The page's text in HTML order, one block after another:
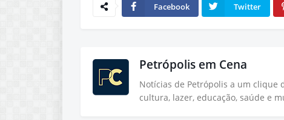
Facebook Twitter
Petrópolis em Cena
Notícias de Petrópolis a um clique
cultura, lazer, educação, saúde e